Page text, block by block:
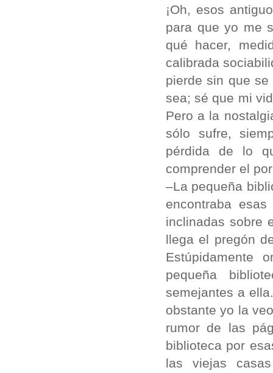
¡Oh, esos
para que yo me
qué hacer,
calibrada
pierde sin que
sea; sé que mi
Pero a la
sólo sufre,
pérdida de lo
comprender el
–La pequeña
encontraba
inclinadas sobre
llega el pregón
Estúpidamente
pequeña
semejantes a
obstante yo la
rumor de las
biblioteca por
las viejas